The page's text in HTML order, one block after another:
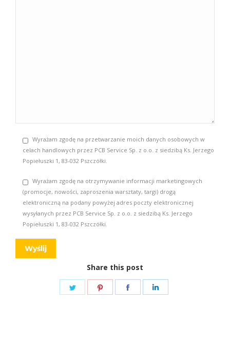
Wyrażam zgodę na przetwarzanie moich danych osobowych w
celach handlowych przez PCB Service Sp. z o.o. z siedzibą Ks. Jerzego
Popiełuszki 1, 83-032 Pszczółki.
Wyrażam zgodę na otrzymywanie informacji marketingowych
(promocje, nowości, zaproszenia warsztaty, targi) drogą
elektroniczną na podany powyżej adres poczty elektronicznej
wysyłanych przez PCB Service Sp. z o.o. z siedzibą Ks. Jerzego
Popiełuszki 1, 83-032 Pszczółki.
Share this post
Share
Share
Share